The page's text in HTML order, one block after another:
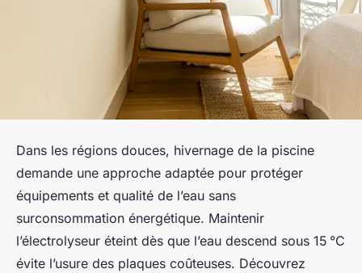
Dans les régions douces, hivernage de la piscine
demande une approche adaptée pour protéger
équipements et qualité de l’eau sans
surconsommation énergétique. Maintenir
l’électrolyseur éteint dès que l’eau descend sous 15 °C
évite l’usure des plaques coûteuses. Découvrez